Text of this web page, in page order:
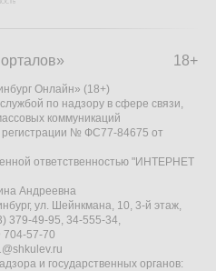
18+
Онлайн» (18+)
по надзору в сфере связи,
коммуникаций
регистрации № ФС77-84675 от
ответственностью "ИНТЕРНЕТ
Андреевна
ул. Шейнкмана, 10, 3-й этаж,
379-49-95, 34-555-34,
704-57-70
и государственных органов: